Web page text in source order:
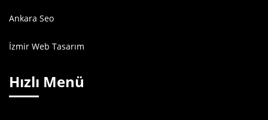
Ankara Seo
İzmir Web Tasarım
Hızlı Menü